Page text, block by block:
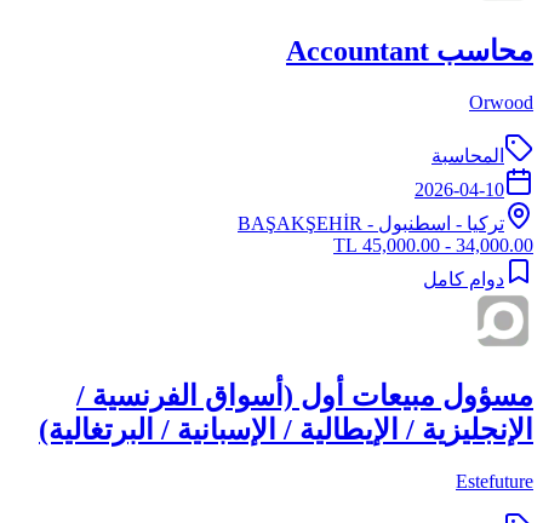
محاسب Accountant
Orwood
المحاسبة
2026-04-10
تركيا - اسطنبول - BAŞAKŞEHİR
34,000.00 - 45,000.00 TL
دوام كامل
مسؤول مبيعات أول (أسواق الفرنسية /
الإنجليزية / الإيطالية / الإسبانية / البرتغالية)
Estefuture